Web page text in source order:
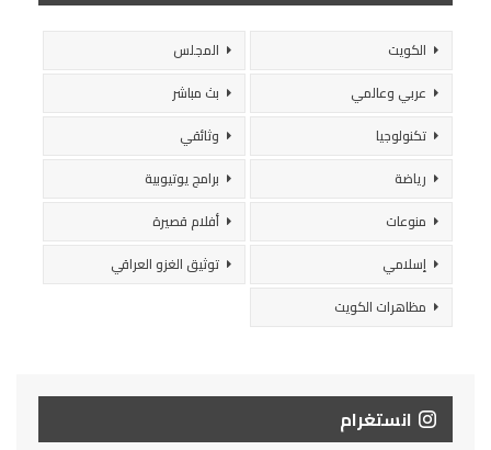
الكويت
المجلس
عربي وعالمي
بث مباشر
تكنولوجيا
وثائقي
رياضة
برامج يوتيوبية
منوعات
أفلام قصيرة
إسلامي
توثيق الغزو العراقي
مظاهرات الكويت
انستغرام